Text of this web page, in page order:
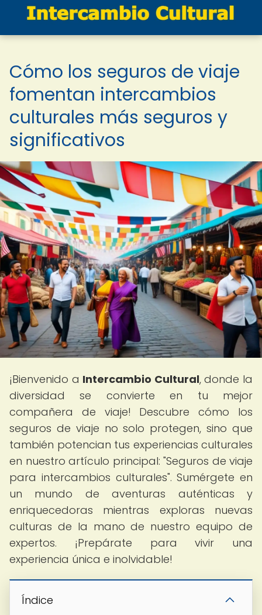
Cómo los seguros de viaje
fomentan intercambios
culturales más seguros y
significativos
¡Bienvenido a Intercambio Cultural, donde la
diversidad se convierte en tu mejor
compañera de viaje! Descubre cómo los
seguros de viaje no solo protegen, sino que
también potencian tus experiencias culturales
en nuestro artículo principal: "Seguros de viaje
para intercambios culturales". Sumérgete en
un mundo de aventuras auténticas y
enriquecedoras mientras exploras nuevas
culturas de la mano de nuestro equipo de
expertos. ¡Prepárate para vivir una
experiencia única e inolvidable!
Índice